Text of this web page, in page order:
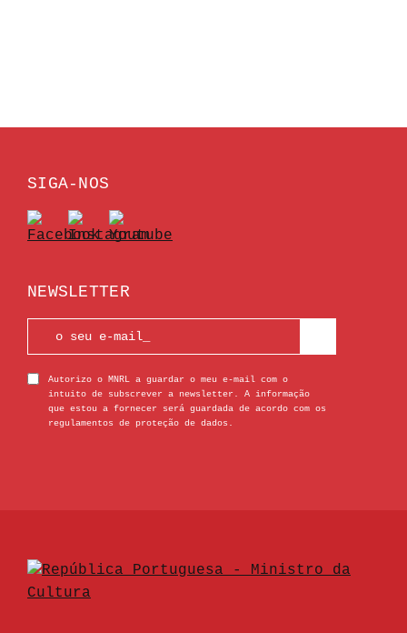
SIGA-NOS
NEWSLETTER
Autorizo o MNRL a guardar o meu e-mail com o
intuito de subscrever a newsletter. A informação
que estou a fornecer será guardada de acordo com os
regulamentos de proteção de dados.